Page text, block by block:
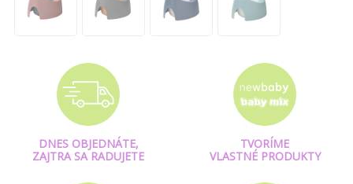
DNES OBJEDNÁTE,
ZAJTRA SA RADUJETE
TVORÍME
VLASTNÉ PRODUKTY